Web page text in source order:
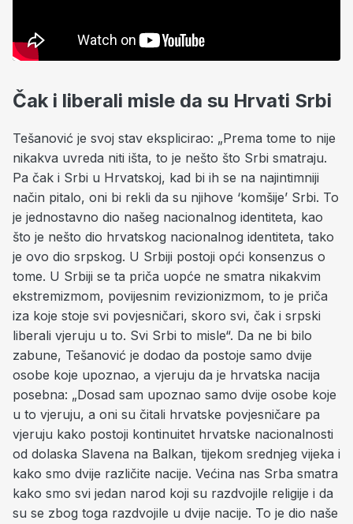
Čak i liberali misle da su Hrvati Srbi
Tešanović je svoj stav eksplicirao: „Prema tome to nije
nikakva uvreda niti išta, to je nešto što Srbi smatraju.
Pa čak i Srbi u Hrvatskoj, kad bi ih se na najintimniji
način pitalo, oni bi rekli da su njihove ‘komšije’ Srbi. To
je jednostavno dio našeg nacionalnog identiteta, kao
što je nešto dio hrvatskog nacionalnog identiteta, tako
je ovo dio srpskog. U Srbiji postoji opći konsenzus o
tome. U Srbiji se ta priča uopće ne smatra nikakvim
ekstremizmom, povijesnim revizionizmom, to je priča
iza koje stoje svi povjesničari, skoro svi, čak i srpski
liberali vjeruju u to. Svi Srbi to misle“. Da ne bi bilo
zabune, Tešanović je dodao da postoje samo dvije
osobe koje upoznao, a vjeruju da je hrvatska nacija
posebna: „Dosad sam upoznao samo dvije osobe koje
u to vjeruju, a oni su čitali hrvatske povjesničare pa
vjeruju kako postoji kontinuitet hrvatske nacionalnosti
od dolaska Slavena na Balkan, tijekom srednjeg vijeka i
kako smo dvije različite nacije. Većina nas Srba smatra
kako smo svi jedan narod koji su razdvojile religije i da
su se zbog toga razdvojile u dvije nacije. To je dio naše